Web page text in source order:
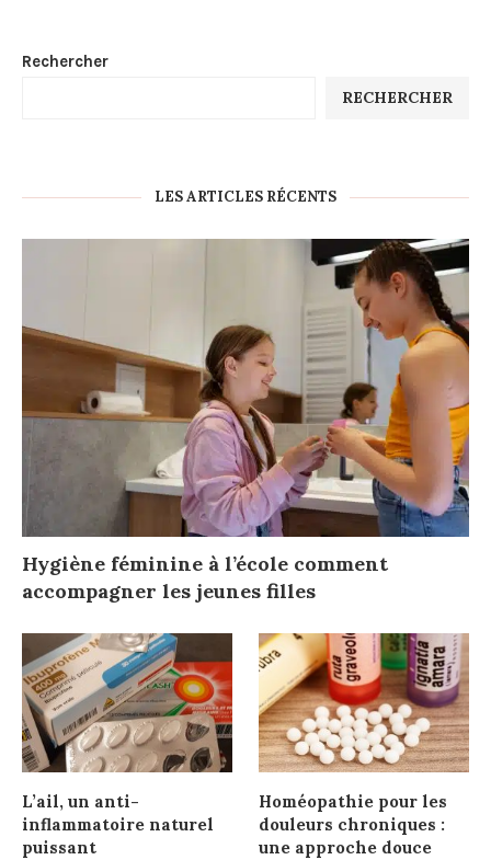
Rechercher
RECHERCHER
LES ARTICLES RÉCENTS
Hygiène féminine à l’école comment
accompagner les jeunes filles
L’ail, un anti-
inflammatoire naturel
puissant
Homéopathie pour les
douleurs chroniques :
une approche douce